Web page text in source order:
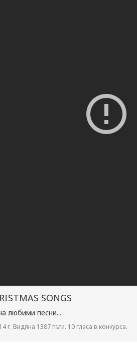
SONGS
любими песни...
г. Видяна 1387 пъти. 10 гласа в конкурса.